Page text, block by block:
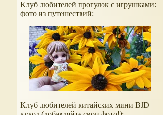
Клуб любителей прогулок с игрушками:
фото из путешествий:
Клуб любителей китайских мини BJD